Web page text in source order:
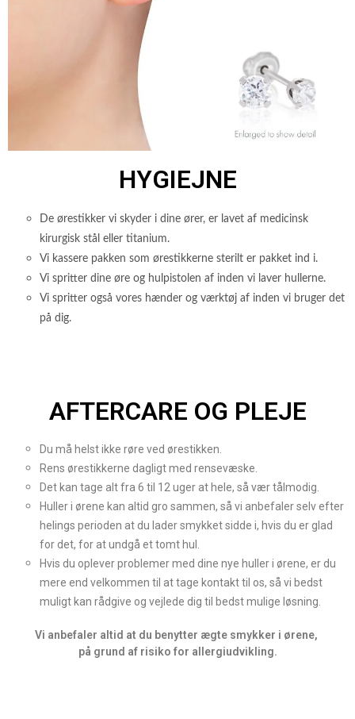
HYGIEJNE
De ørestikker vi skyder i dine ører, er lavet af medicinsk
kirurgisk stål eller titanium.
Vi kassere pakken som ørestikkerne sterilt er pakket ind i.
Vi spritter dine øre og hulpistolen af inden vi laver hullerne.
Vi spritter også vores hænder og værktøj af inden vi bruger det
på dig.
AFTERCARE OG PLEJE
Du må helst ikke røre ved ørestikken.
Rens ørestikkerne dagligt med rensevæske.
Det kan tage alt fra 6 til 12 uger at hele, så vær tålmodig.
Huller i ørene kan altid gro sammen, så vi anbefaler selv efter
helings perioden at du lader smykket sidde i, hvis du er glad
for det, for at undgå et tomt hul.
Hvis du oplever problemer med dine nye huller i ørene, er du
mere end velkommen til at tage kontakt til os, så vi bedst
muligt kan rådgive og vejlede dig til bedst mulige løsning.
Vi anbefaler altid at du benytter ægte smykker i ørene,
på grund af risiko for allergiudvikling.